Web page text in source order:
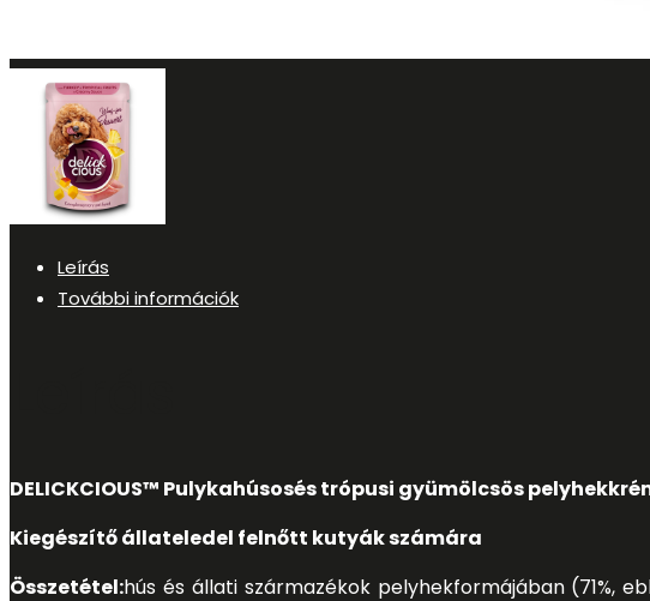
Leírás
További információk
DELICKCIOUS™ Pulykahúsosés trópusi gyümölcsös pelyhek
Kiegészítő állateledel felnőtt kutyák számára
Összetétel:hús és állati származékok pelyhekformájában (71%,